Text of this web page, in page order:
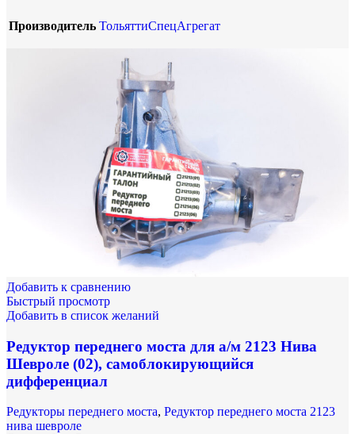
Производитель ТольяттиСпецАгрегат
Добавить к сравнению
Быстрый просмотр
Добавить в список желаний
Редуктор переднего моста для а/м 2123 Нива
Шевроле (02), самоблокирующийся
дифференциал
Редукторы переднего моста, Редуктор переднего моста 2123
нива шевроле